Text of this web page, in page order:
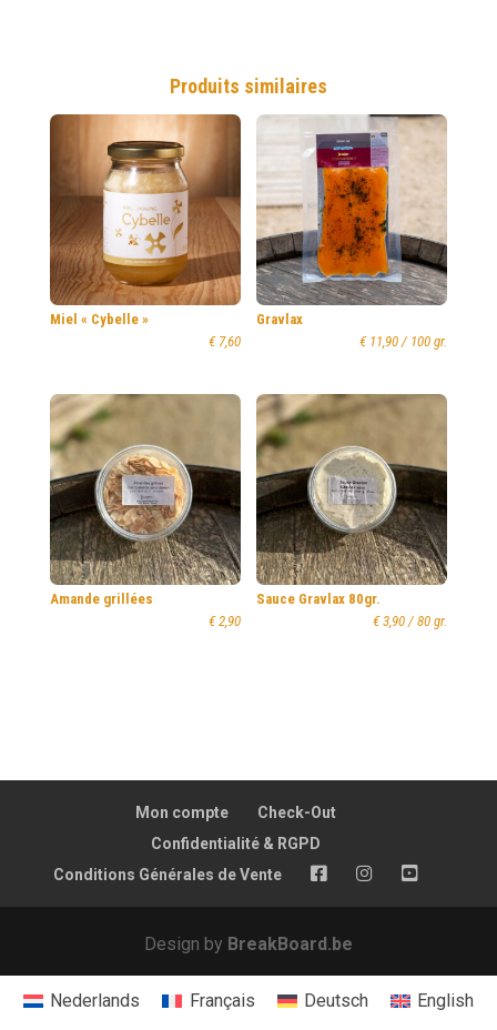
Produits similaires
Miel « Cybelle »
€7,60
Gravlax
€11,90 / 100 gr.
Amande grillées
€2,90
Sauce Gravlax 80gr.
€3,90 / 80 gr.
Mon compte
Check-Out
Confidentialité & RGPD
Conditions Générales de Vente
Insta
Design by BreakBoard.be
Nederlands Français Deutsch English